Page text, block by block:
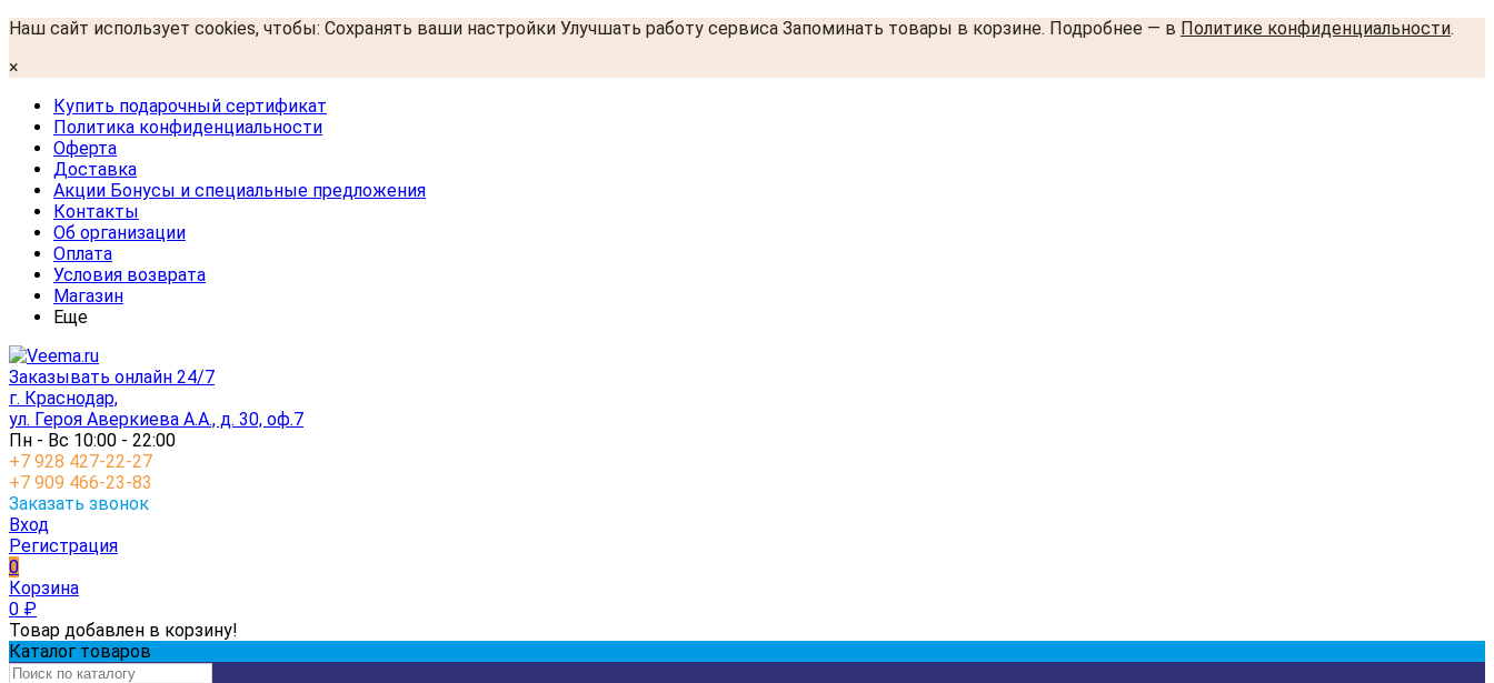
Наш сайт использует cookies, чтобы: Сохранять ваши настройки Улучшать работу сервиса Запоминать товары в корзине. Подробнее — в Политике конфиденциальности.
×
Купить подарочный сертификат
Политика конфиденциальности
Оферта
Доставка
Акции Бонусы и специальные предложения
Контакты
Об организации
Оплата
Условия возврата
Магазин
Еще
Заказывать онлайн 24/7
г. Краснодар,
ул. Героя Аверкиева А.А., д. 30, оф.7
Пн - Вс 10:00 - 22:00
+7 928 427-22-27
+7 909 466-23-83
Заказать звонок
Вход
Регистрация
0
Корзина
0 ₽
Товар добавлен в корзину!
Каталог товаров